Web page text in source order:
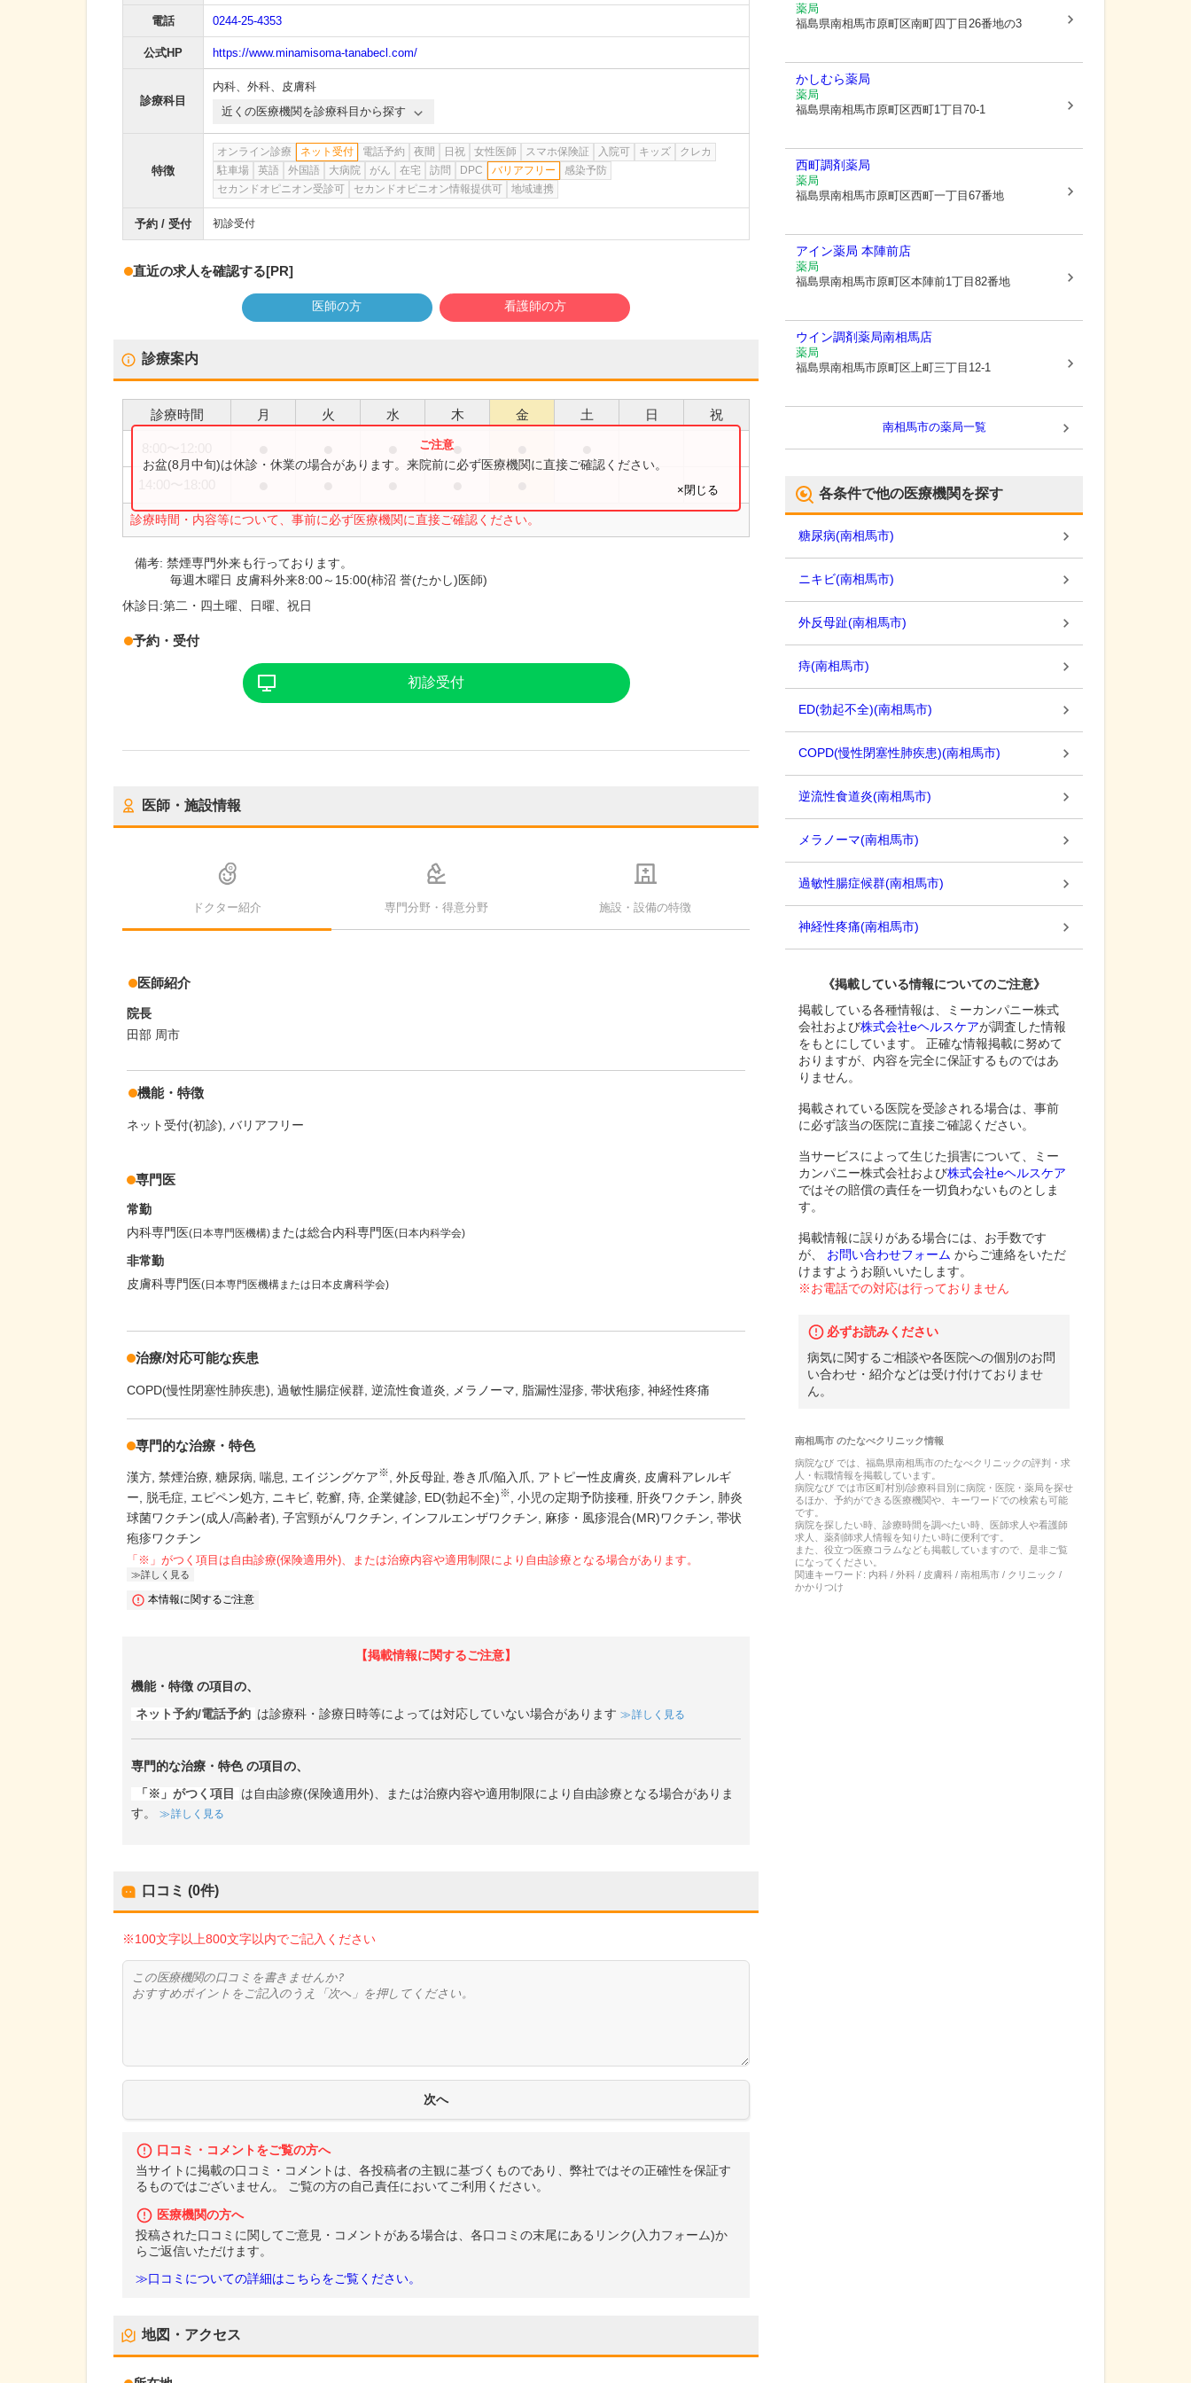
電話 0244-25-4353
公式HP https://www.minamisoma-tanabecl.com/
診療科目
内科、 外科、 皮膚科
近くの医療機関を診療科目から探す
特徴
オンライン診療 ネット受付 電話予約 夜間 日祝 女性医師 スマホ保険証 入院可 キッズ
クレカ
駐車場
英語 外国語 大病院 がん 在宅 訪問 DPC バリアフリー
感染予防
セカンドオピニオン受診可
セカンドオピニオン情報提供可 地域連携
予約 / 受付 初診受付
直近の求人を確認する[PR]
医師の方 看護師の方
診療案内
診療時間 月 火 水 木 金 土 日 祝
●
診療時間・内容等について、事前に必ず医療機関に直接ご確認ください。
お盆(8月中旬)は休診・休業の場合があります。来院前に必ず医療機関に直接ご確認ください。
×閉じる
備考:禁煙専門外来も行っております。
毎週木曜日 皮膚科外来8:00～15:00(柿沼 誉(たかし)医師)
休診日:第二・四土曜、日曜、祝日
予約・受付
初診受付
医師・施設情報
ドクター紹介 専門分野・得意分野 施設・設備の特徴
医師紹介
院長
田部 周市
機能・特徴
ネット受付(初診) バリアフリー
専門医
常勤
内科専門医(日本専門医機構)または総合内科専門医(日本内科学会)
非常勤
皮膚科専門医(日本専門医機構または日本皮膚科学会)
治療/対応可能な疾患
COPD(慢性閉塞性肺疾患) 過敏性腸症候群 逆流性食道炎 メラノーマ 脂漏性湿疹 帯状疱疹 神経性疼痛
専門的な治療・特色
漢方 禁煙治療 糖尿病 喘息 エイジングケア※ 外反母趾 巻き爪/陥入爪 アトピー性皮膚炎
皮膚科アレルギ
ー
脱毛症 エピペン処方 ニキビ 乾癬 痔 企業健診 ED(勃起不全)※ 小児の定期予防接種 肝炎ワクチン
肺炎
球菌ワクチン(成人/高齢者) 子宮頸がんワクチン インフルエンザワクチン 麻疹・風疹混合(MR)ワクチン 帯状
疱疹ワクチン
「※」がつく項目は自由診療(保険適用外)、または治療内容や適用制限により自由診療となる場合があります。
詳しく見る
本情報に関するご注意
【掲載情報に関するご注意】
機能・特徴 の項目の、
ネット予約/電話予約 は診療科・診療日時等によっては対応していない場合があります 詳しく見る
専門的な治療・特色の項目の、
「※」がつく項目
は自由診療(保険適用外)、または治療内容や適用制限により自由診療となる場合がありま
す。
詳しく見る
口コミ (0件)
※100文字以上800文字以内でご記入ください
口コミ・コメントをご覧の方へ
当サイトに掲載の口コミ・コメントは、各投稿者の主観に基づくものであり、弊社ではその正確性を保証す
るものではございません。 ご覧の方の自己責任においてご利用ください。
医療機関の方へ
投稿された口コミに関してご意見・コメントがある場合は、各口コミの末尾にあるリンク(入力フォーム)か
らご返信いただけます。
≫口コミについての詳細はこちらをご覧ください。
地図・アクセス
薬局
福島県南相馬市原町区南町四丁目26番地の3
かしむら薬局
薬局
福島県南相馬市原町区西町1丁目70-1
西町調剤薬局
薬局
福島県南相馬市原町区西町一丁目67番地
アイン薬局 本陣前店
薬局
福島県南相馬市原町区本陣前1丁目82番地
ウイン調剤薬局南相馬店
薬局
福島県南相馬市原町区上町三丁目12-1
南相馬市の薬局一覧
各条件で他の医療機関を探す
糖尿病(南相馬市)
ニキビ(南相馬市)
外反母趾(南相馬市)
痔(南相馬市)
ED(勃起不全)(南相馬市)
COPD(慢性閉塞性肺疾患)(南相馬市)
逆流性食道炎(南相馬市)
メラノーマ(南相馬市)
過敏性腸症候群(南相馬市)
神経性疼痛(南相馬市)
《掲載している情報についてのご注意》
掲載している各種情報は、ミーカンパニー株式
会社および株式会社eヘルスケアが調査した情報
をもとにしています。 正確な情報掲載に努めて
おりますが、内容を完全に保証するものではあ
りません。
掲載されている医院を受診される場合は、事前
に必ず該当の医院に直接ご確認ください。
当サービスによって生じた損害について、ミー
カンパニー株式会社および株式会社eヘルスケア
ではその賠償の責任を一切負わないものとしま
す。
掲載情報に誤りがある場合には、お手数です
が、
お問い合わせフォーム からご連絡をいただ
けますようお願いいたします。
※お電話での対応は行っておりません
必ずお読みください
病気に関するご相談や各医院への個別のお問
い合わせ・紹介などは受け付けておりませ
ん。
南相馬市のたなべクリニック情報
病院なび では、 福島県南相馬市のたなべクリニックの評判・求
人・転職情報を掲載しています。
病院なび では市区町村別/診療科目別に病院・医院・薬局を探せ
るほか、予約ができる医療機関や、キーワードでの検索も可能
です。
病院を探したい時、診療時間を調べたい時、医師求人や看護師
求人、薬剤師求人情報を知りたい時に便利です。
また、役立つ医療コラムなども掲載していますので、是非ご覧
になってください。
関連キーワード: 内科 / 外科 / 皮膚科 / 南相馬市 / クリニック /
かかりつけ